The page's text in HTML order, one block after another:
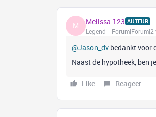
M Melissa.123 AUTEUR
Legend Forum|Forum|2
@Jason_dv bedankt voor
Naast de hypotheek, ben
Like Reageer